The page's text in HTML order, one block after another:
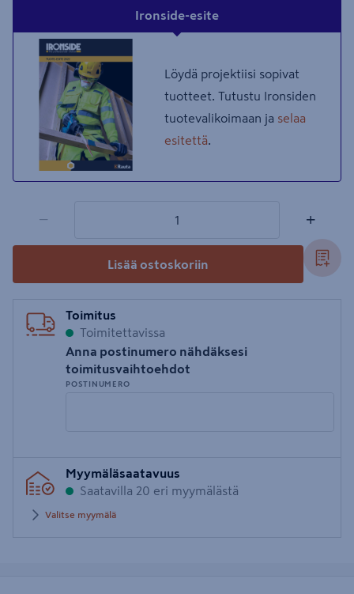
Ironside-esite
Löydä projektiisi sopivat
tuotteet. Tutustu Ironsiden
tuotevalikoimaan ja selaa
esitettä
− +
Lisää ostoskoriin
Toimitus
Toimitettavissa
Anna postinumero nähdäksesi
toimitusvaihtoehdot
POSTINUMERO
postinumero
Myymäläsaatavuus
Saatavilla 20 eri myymälästä
Valitse myymälä